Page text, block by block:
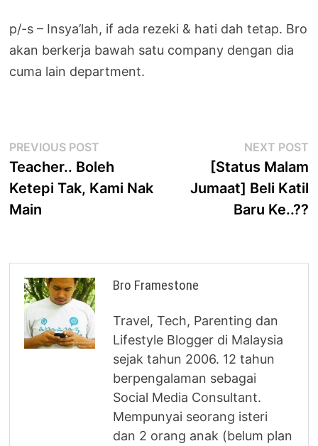
p/-s – Insya’lah, if ada rezeki & hati dah tetap. Bro
akan berkerja bawah satu company dengan dia
cuma lain department.
Post
navigation
PREVIOUS POST
post:
Teacher.. Boleh
Ketepi Tak, Kami Nak
Main
NEXT POST
[Status Malam
Jumaat] Beli Katil
Baru Ke..??
Bro Framestone
Travel, Tech, Parenting dan
Lifestyle Blogger di Malaysia
sejak tahun 2006. 12 tahun
berpengalaman sebagai
Social Media Consultant.
Mempunyai seorang isteri
dan 2 orang anak (belum plan